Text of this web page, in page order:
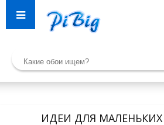
ИДЕИ ДЛЯ